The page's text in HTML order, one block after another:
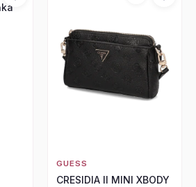
GUESS
CRESIDIA II MINI XBODY